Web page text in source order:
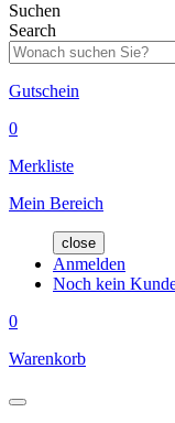
Suchen
Search
Gutschein
0
Merkliste
Mein Bereich
close
Anmelden
Noch kein
0
Warenkorb